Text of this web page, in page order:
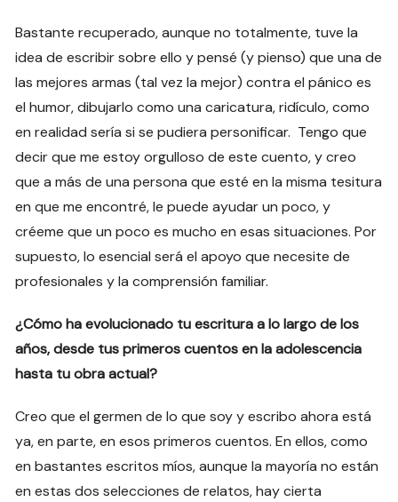
Bastante recuperado, aunque no totalmente, tuve la
idea de escribir sobre ello y pensé (y pienso) que una de
las mejores armas (tal vez la mejor) contra el pánico es
el humor, dibujarlo como una caricatura, ridículo, como
en realidad sería si se pudiera personificar. Tengo que
decir que me estoy orgulloso de este cuento, y creo
que a más de una persona que esté en la misma tesitura
en que me encontré, le puede ayudar un poco, y
créeme que un poco es mucho en esas situaciones. Por
supuesto, lo esencial será el apoyo que necesite de
profesionales y la comprensión familiar.
¿Cómo ha evolucionado tu escritura a lo largo de los
años, desde tus primeros cuentos en la adolescencia
hasta tu obra actual?
Creo que el germen de lo que soy y escribo ahora está
ya, en parte, en esos primeros cuentos. En ellos, como
en bastantes escritos míos, aunque la mayoría no están
en estas dos selecciones de relatos, hay cierta